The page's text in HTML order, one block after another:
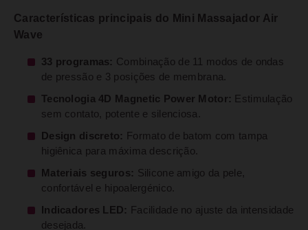
Características principais do Mini Massajador Air
Wave
33 programas: Combinação de 11 modos de ondas
de pressão e 3 posições de membrana.
Tecnologia 4D Magnetic Power Motor: Estimulação
sem contato, potente e silenciosa.
Design discreto:
Formato de batom com tampa
higiênica para máxima descrição.
Materiais seguros: Silicone amigo da pele,
confortável e hipoalergénico.
Indicadores LED:
Facilidade no ajuste da intensidade
desejada.